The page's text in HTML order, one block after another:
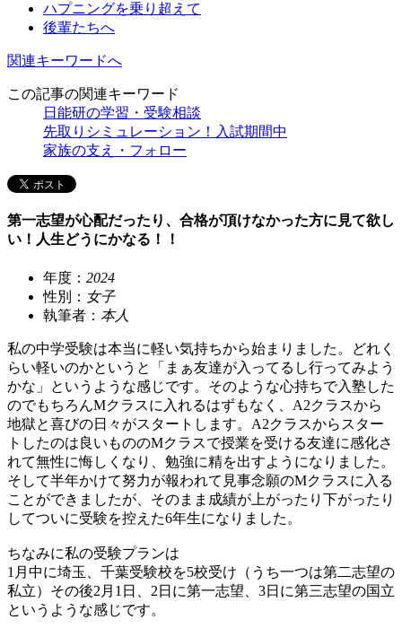
ハプニングを乗り超えて
後輩たちへ
関連キーワードへ
この記事の関連キーワード
日能研の学習・受験相談
先取りシミュレーション！入試期間中
家族の支え・フォロー
第一志望が心配だったり、合格が頂けなかった方に見て欲し
い！人生どうにかなる！！
年度： 2024
性別： 女子
執筆者： 本人
私の中学受験は本当に軽い気持ちから始まりました。どれく
らい軽いのかというと「まぁ友達が入ってるし行ってみよう
かな」というような感じです。そのような心持ちで入塾した
のでもちろんMクラスに入れるはずもなく、A2クラスから
地獄と喜びの日々がスタートします。A2クラスからスター
トしたのは良いもののMクラスで授業を受ける友達に感化さ
れて無性に悔しくなり、勉強に精を出すようになりました。
そして半年かけて努力が報われて見事念願のMクラスに入る
ことができましたが、そのまま成績が上がったり下がったり
してついに受験を控えた6年生になりました。
ちなみに私の受験プランは
1月中に埼玉、千葉受験校を5校受け（うち一つは第二志望の
私立）その後2月1日、2日に第一志望、3日に第三志望の国立
というような感じです。